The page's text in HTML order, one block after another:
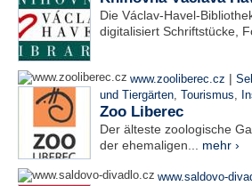
Die Václav-Havel-
digitalisiert Schriftstücke,
www.zooliberec.cz |
und Tiergärten, Tourismus,
Zoo Liberec
Der älteste zoologische
der ehemaligen... mehr ›
www.saldovo-